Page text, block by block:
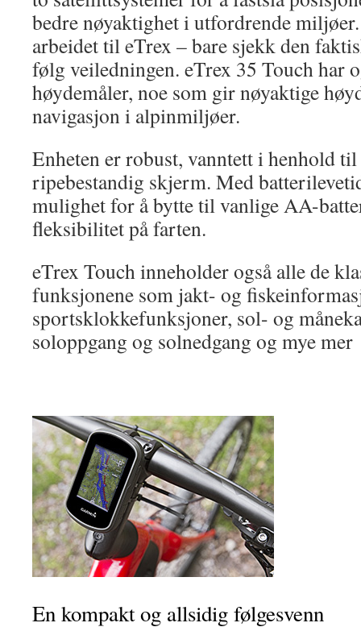
bedre nøyaktighet i utfordrende
arbeidet til eTrex – bare sjekk den
følg veiledningen. eTrex 35 Touch har
høydemåler, noe som gir nøyaktige
navigasjon i alpinmiljøer.
Enheten er robust, vanntett i henhold
ripebestandig skjerm. Med
mulighet for å bytte til vanlige AA-
fleksibilitet på farten.
eTrex Touch inneholder også alle de
funksjonene som jakt- og
sportsklokkefunksjoner, sol- og
soloppgang og solnedgang og mye mer
En kompakt og allsidig følgesvenn